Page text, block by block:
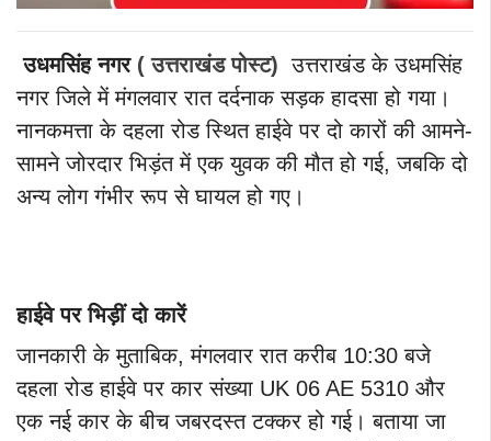
उधमसिंह नगर ( उत्तराखंड पोस्ट) उत्तराखंड के उधमसिंह
नगर जिले में मंगलवार रात दर्दनाक सड़क हादसा हो गया।
नानकमत्ता के दहला रोड स्थित हाईवे पर दो कारों की आमने-
सामने जोरदार भिड़ंत में एक युवक की मौत हो गई, जबकि दो
अन्य लोग गंभीर रूप से घायल हो गए।
हाईवे पर भिड़ीं दो कारें
जानकारी के मुताबिक, मंगलवार रात करीब 10:30 बजे
दहला रोड हाईवे पर कार संख्या UK 06 AE 5310 और
एक नई कार के बीच जबरदस्त टक्कर हो गई। बताया जा